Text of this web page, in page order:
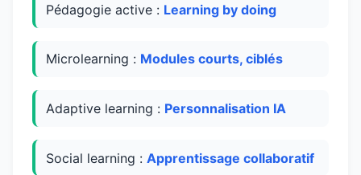
Pédagogie active : Learning by doing
Microlearning : Modules courts, ciblés
Adaptive learning : Personnalisation IA
Social learning : Apprentissage collaboratif